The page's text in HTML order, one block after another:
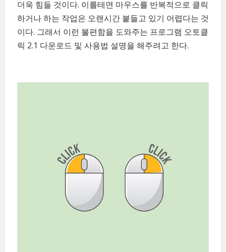
더욱 힘들 것이다. 이를테면 마우스를 반복적으로 클릭
하거나 하는 작업은 오랜시간 붙들고 있기 어렵다는 것
이다. 그래서 이런 불편함을 도와주는 프로그램 오토클
릭 2.1 다운로드 및 사용법 설명을 해주려고 한다.